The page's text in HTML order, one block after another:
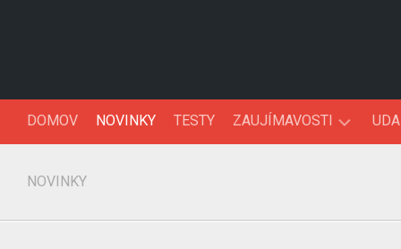
DOMOV NOVINKY TESTY ZAUJÍMAVOSTI
NOVINKY